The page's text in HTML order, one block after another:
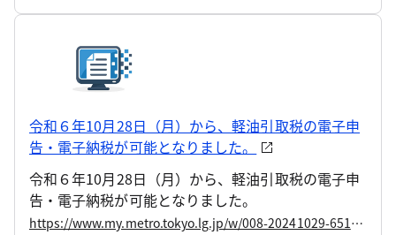
令和６年10月28日（月）から、軽油引取税の電子申
告・電子納税が可能となりました。
令和６年10月28日（月）から、軽油引取税の電子申
告・電子納税が可能となりました。
https://www.my.metro.tokyo.lg.jp/w/008-20241029-65163773